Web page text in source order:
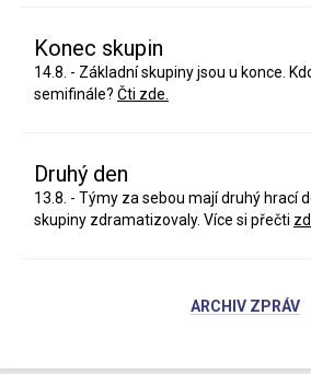
Konec skupin
14.8. - Základní skupiny jsou u konce.
semifinále? Čti zde.
Druhý den
13.8. - Týmy za sebou mají druhý hrací
skupiny zdramatizovaly. Více si přečti
ARCHIV ZPRÁV